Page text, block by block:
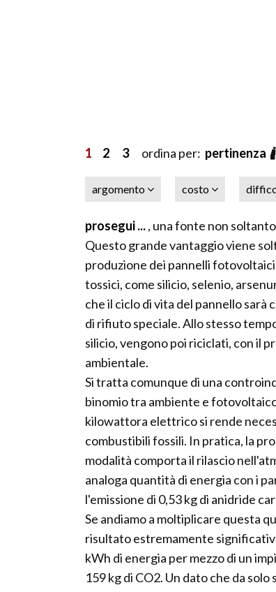
1 2 3ordina per: pertinenza
argomento costo
prosegui ..., una fonte non
Questo grande vantaggio viene
produzione dei pannelli
tossici, come silicio, selenio,
che il ciclo di vita del pannello
di rifiuto speciale. Allo stesso
silicio, vengono poi riciclati, con il
ambientale.
Si tratta comunque di una
binomio tra ambiente e
kilowattora elettrico si rende
combustibili fossili. In pratica, la
modalità comporta il rilascio
analoga quantità di energia con i
l'emissione di 0,53 kg di anidride
Se andiamo a moltiplicare questa
risultato estremamente
kWh di energia per mezzo di un
159 kg di CO2. Un dato che da